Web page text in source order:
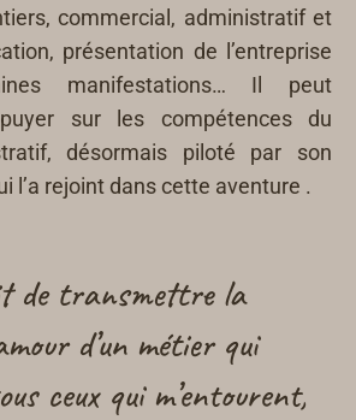
commercial, administratif et
présentation de l’entreprise
manifestations… Il peut
sur les compétences du
désormais piloté par son
l’a rejoint dans cette aventure .
de transmettre la
d’un métier qui
ceux qui m’entourent,